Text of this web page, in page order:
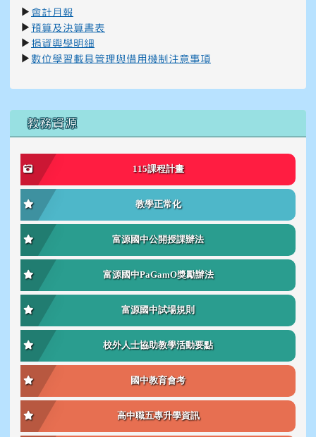
▶ 會計月報
▶ 預算及決算書表
▶ 捐資興學明細
▶ 數位學習載具管理與借用機制注意事項
右邊區域內容
教務資源
115課程計畫
教學正常化
富源國中公開授課辦法
富源國中PaGamO獎勵辦法
富源國中試場規則
校外人士協助教學活動要點
國中教育會考
高中職五專升學資訊